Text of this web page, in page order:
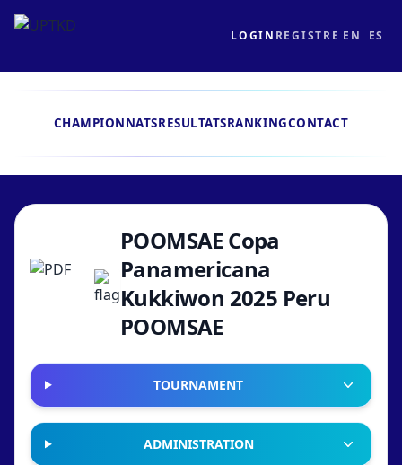
LOGIN REGISTRE EN ES
CHAMPIONNATSRESULTATSRANKINGCONTACT
POOMSAE Copa
Panamericana
Kukkiwon 2025 Peru
POOMSAE
TOURNAMENT
ADMINISTRATION